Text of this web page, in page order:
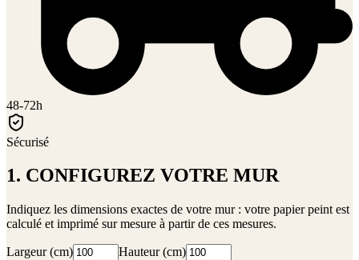
48-72h
Sécurisé
1. CONFIGUREZ VOTRE MUR
Indiquez les dimensions exactes de votre mur : votre papier peint est
calculé et imprimé sur mesure à partir de ces mesures.
Largeur (cm) Hauteur (cm)